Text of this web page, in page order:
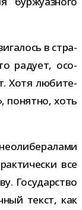
в стра­
радует, осо­
Хотя люби­те­
понятно, хоть
все
Государство
текст, как